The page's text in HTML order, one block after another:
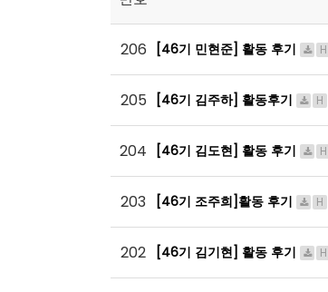
206 [46기 민현준] 활동 후기 H
205 [46기 김주하] 활동후기 H
204 [46기 김도현] 활동 후기 H
203 [46기 조주희]활동 후기 H
202 [46기 김기현] 활동 후기 H